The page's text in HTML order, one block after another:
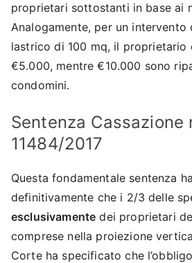
proprietari sottostanti in base ai
Analogamente, per un intervento
lastrico di 100 mq, il proprietario
€5.000, mentre €10.000 sono
condomini.
Sentenza Cassazione
11484/2017
Questa fondamentale sentenza
definitivamente che i 2/3 delle
esclusivamente dei proprietari
comprese nella proiezione
Corte ha specificato che